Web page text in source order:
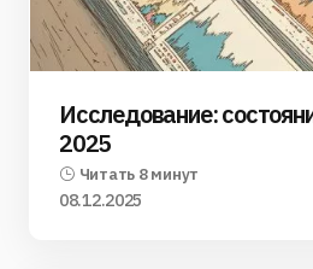
Исследование:
2025
Читать 8 минут
08.12.2025